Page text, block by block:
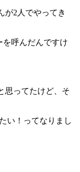
が2人でやってき
を呼んだんですけ
思ってたけど、そ
い！ってなりまし